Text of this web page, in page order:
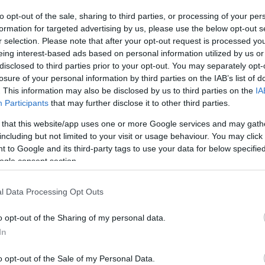
opt-out of the sale, sharing to third parties, or processing of your
for targeted advertising by us, please use the below opt-out
selection. Please note that after your opt-out request is processed
interest-based ads based on personal information utilized by us
to third parties prior to your opt-out. You may separately
of your personal information by third parties on the IAB’s list of
This information may also be disclosed by us to third parties on the
Participants that may further disclose it to other third parties.
that this website/app uses one or more Google services and may
but not limited to your visit or usage behaviour. You may
to Google and its third-party tags to use your data for below
consent section.
Data Processing Opt Outs
opt-out of the Sharing of my personal data.
opt-out of the Sale of my Personal Data.
az adományt az alapítvány elnöke kedden adta
adomány érkezett a szervezet számlájára, és
A Caritas továbbra is várja az
erejű robbanásban egy négyszintes épület két
és aznap nyolcvan embernek kellett
be, hogy a húsz lakás lakói, legkevesebb negyven
lakásokban él. Közlése szerint a robbanás
személyes tárgyak is megsemmisültek. Az épületet
ismertette, hogy a város tizenhárom
bérleti díj nélkül. Az önkormányzat addig
szükség lesz rá - tette hozzá.